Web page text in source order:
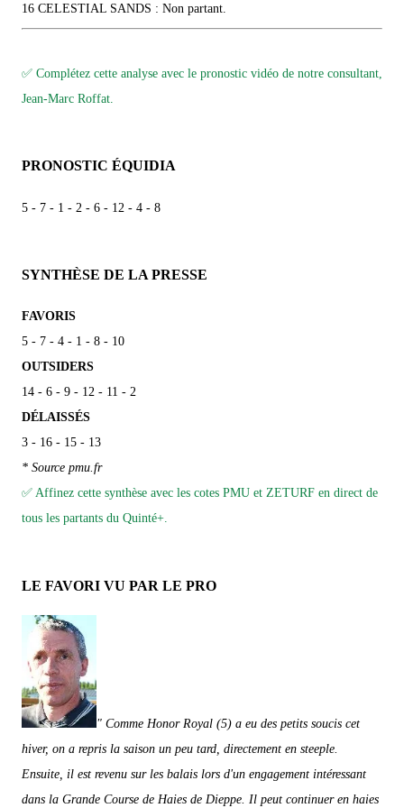
16 CELESTIAL SANDS : Non partant.
✅ Complétez cette analyse avec le pronostic vidéo de notre consultant,
Jean-Marc Roffat.
PRONOSTIC ÉQUIDIA
5 - 7 - 1 - 2 - 6 - 12 - 4 - 8
SYNTHÈSE DE LA PRESSE
FAVORIS
5 - 7 - 4 - 1 - 8 - 10
OUTSIDERS
14 - 6 - 9 - 12 - 11 - 2
DÉLAISSÉS
3 - 16 - 15 - 13
* Source pmu.fr
✅ Affinez cette synthèse avec les cotes PMU et ZETURF en direct de
tous les partants du Quinté+.
LE FAVORI VU PAR LE PRO
" Comme Honor Royal (5) a eu des petits soucis cet
hiver, on a repris la saison un peu tard, directement en steeple.
Ensuite, il est revenu sur les balais lors d'un engagement intéressant
dans la Grande Course de Haies de Dieppe. Il peut continuer en haies